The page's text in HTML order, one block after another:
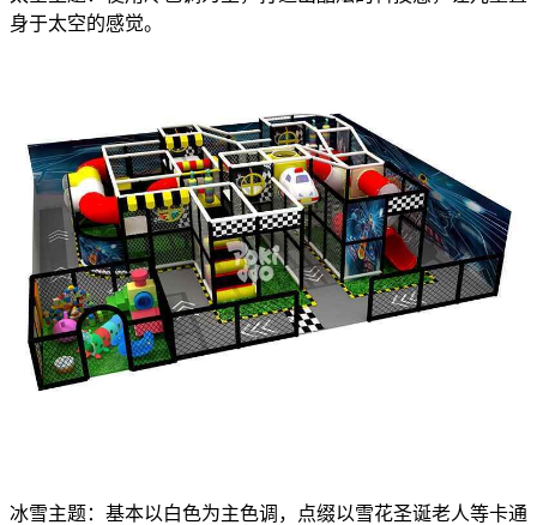
身于太空的感觉。
冰雪主题：基本以白色为主色调，点缀以雪花圣诞老人等卡通